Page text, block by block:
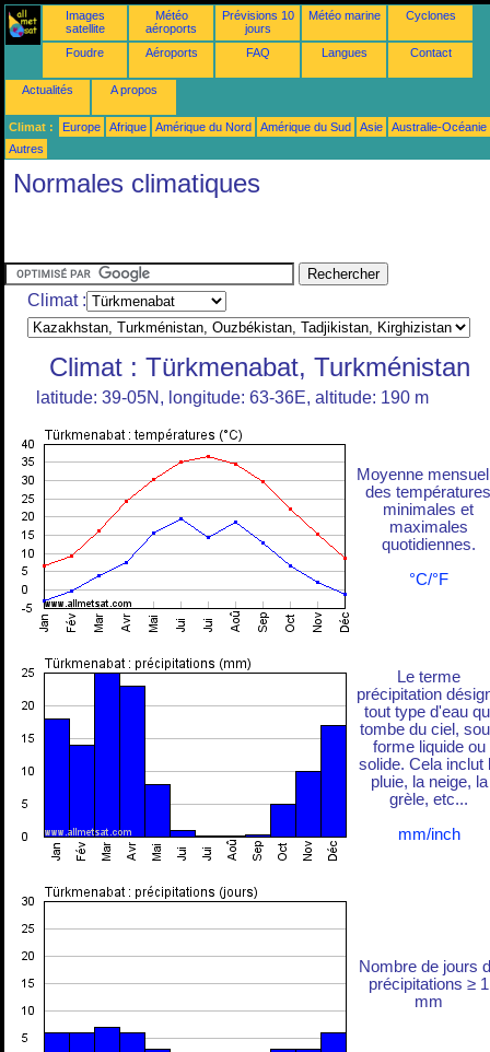
Images
satellite
Météo
aéroports
Prévisions 10
jours
Météo marine Cyclones
Foudre Aéroports FAQ Langues Contact
Actualités A propos
Climat : Europe Afrique Amérique du Nord Amérique du Sud Asie
Australie-Océanie
Autres
Normales climatiques
Climat :
Climat : Türkmenabat, Turkménistan
latitude: 39-05N, longitude: 63-36E, altitude: 190 m
Moyenne
des températures
minimales et
maximales
quotidiennes.
°C/°F
Le terme
précipitation
tout type d'eau
tombe du ciel,
forme liquide ou
solide. Cela inclut
pluie, la neige, la
grèle, etc...
mm/inch
Nombre de jours
précipitations ≥ 1
mm